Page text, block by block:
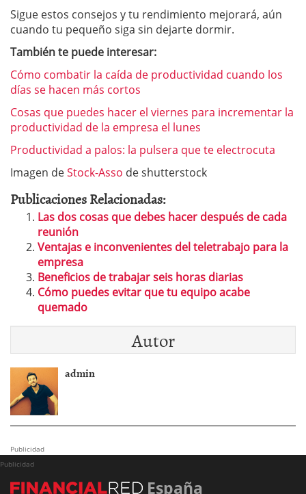
Sigue estos consejos y tu rendimiento mejorará, aún
cuando tu pequeño siga sin dejarte dormir.
También te puede interesar:
Cómo combatir la caída de productividad cuando los
días se hacen más cortos
Cosas que puedes hacer el viernes para incrementar la
productividad de la empresa el lunes
Productividad a palos: la pulsera que te electrocuta
Imagen deStock-Asso de shutterstock
Publicaciones Relacionadas:
Las dos cosas que debes hacer después de cada
reunión
Ventajas e inconvenientes del teletrabajo para la
empresa
Beneficios de trabajar seis horas diarias
Cómo puedes evitar que tu equipo acabe
quemado
Autor
admin
Publicidad
Publicidad
España